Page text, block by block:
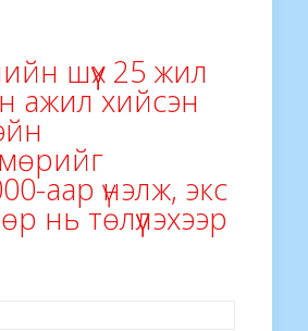
шүүх 25 жил
ажил хийсэн
аар үнэлж, экс
нь төлүүлэхээр